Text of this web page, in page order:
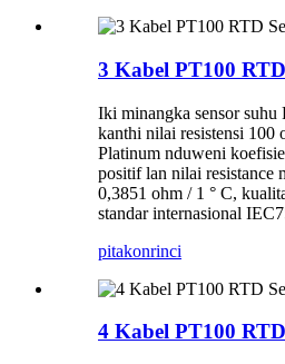
3 Kabel PT100
Iki minangka sensor
kanthi nilai resistensi 100
Platinum nduweni
positif lan nilai resistance
0,3851 ohm / 1 ° C,
standar internasional
pitakonrinci
4 Kabel PT100